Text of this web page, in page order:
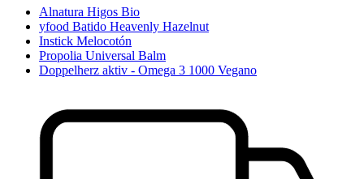
Alnatura Higos Bio
yfood Batido Heavenly Hazelnut
Instick Melocotón
Propolia Universal Balm
Doppelherz aktiv - Omega 3 1000 Vegano